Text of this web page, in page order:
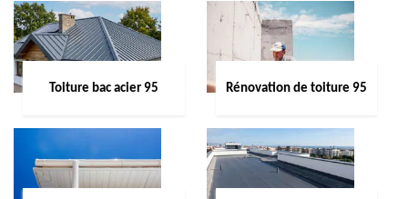
Toiture bac acier 95 Rénovation de toiture 95